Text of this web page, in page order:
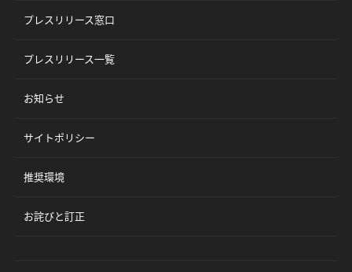
プレスリリース窓口
プレスリリース一覧
お知らせ
サイトポリシー
推奨環境
お詫びと訂正